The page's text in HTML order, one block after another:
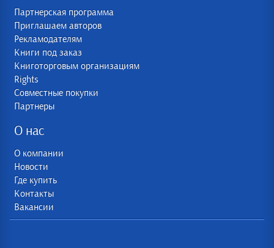
Партнерская программа
Приглашаем авторов
Рекламодателям
Книги под заказ
Книготорговым организациям
Rights
Совместные покупки
Партнеры
О нас
О компании
Новости
Где купить
Контакты
Вакансии